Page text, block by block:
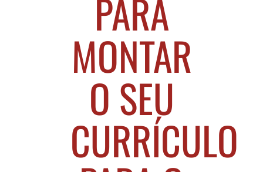
PARA
MONTAR
O SEU
CURRÍCULO